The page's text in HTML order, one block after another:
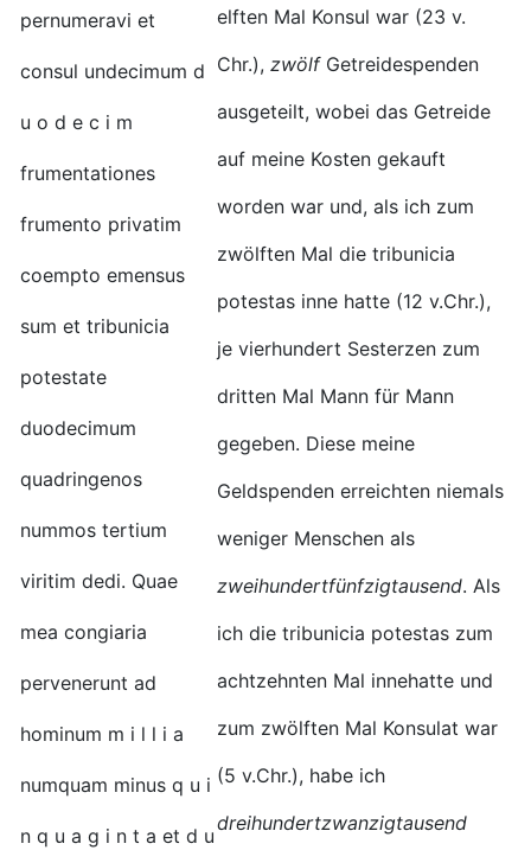
pernumeravi et
consul undecimum d
u o d e c i m
frumentationes
frumento privatim
coempto emensus
sum et tribunicia
potestate
duodecimum
quadringenos
nummos tertium
viritim dedi. Quae
mea congiaria
pervenerunt ad
hominum m i l l i a
numquam minus q u i
n q u a g i n t a et d u
elften Mal Konsul war (23 v.
Chr.), zwölfGetreidespenden
ausgeteilt, wobei das Getreide
auf meine Kosten gekauft
worden war und, als ich zum
zwölften Mal die tribunicia
potestas inne hatte (12 v.Chr.),
je vierhundert Sesterzen zum
dritten Mal Mann für Mann
gegeben. Diese meine
Geldspenden erreichten niemals
weniger Menschen als
zweihundertfünfzigtausend. Als
ich die tribunicia potestas zum
achtzehnten Mal innehatte und
zum zwölften Mal Konsulat war
(5 v.Chr.), habe ich
dreihundertzwanzigtausend